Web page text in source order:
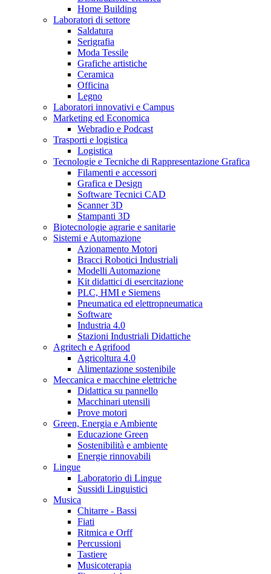
Home Building
Laboratori di settore
Saldatura
Serigrafia
Moda Tessile
Grafiche artistiche
Ceramica
Officina
Legno
Laboratori innovativi e Campus
Marketing ed Economica
Webradio e Podcast
Trasporti e logistica
Logistica
Tecnologie e Tecniche di Rappresentazione Grafica
Filamenti e accessori
Grafica e Design
Software Tecnici CAD
Scanner 3D
Stampanti 3D
Biotecnologie agrarie e sanitarie
Sistemi e Automazione
Azionamento Motori
Bracci Robotici Industriali
Modelli Automazione
Kit didattici di esercitazione
PLC, HMI e Siemens
Pneumatica ed elettropneumatica
Software
Industria 4.0
Stazioni Industriali Didattiche
Agritech e Agrifood
Agricoltura 4.0
Alimentazione sostenibile
Meccanica e macchine elettriche
Didattica su pannello
Macchinari utensili
Prove motori
Green, Energia e Ambiente
Educazione Green
Sostenibilità e ambiente
Energie rinnovabili
Lingue
Laboratorio di Lingue
Sussidi Linguistici
Musica
Chitarre - Bassi
Fiati
Ritmica e Orff
Percussioni
Tastiere
Musicoterapia